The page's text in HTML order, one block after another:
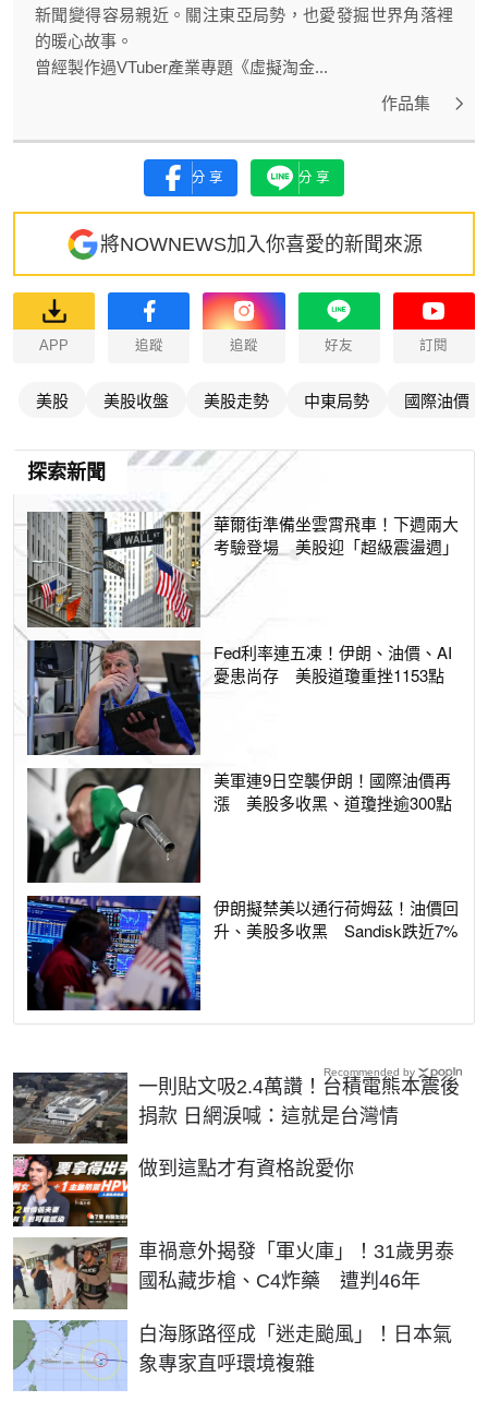
新聞變得容易親近。關注東亞局勢，也愛發掘世界角落裡
的暖心故事。
曾經製作過VTuber產業專題《虛擬淘金...
作品集
分享 分享
將NOWNEWS加入你喜愛的新聞來源
APP 追蹤 追蹤 好友 訂閱
美股 美股收盤 美股走勢 中東局勢 國際油價
探索新聞
華爾街準備坐雲霄飛車！下週兩大
考驗登場 美股迎「超級震盪週」
Fed利率連五凍！伊朗、油價、AI
憂患尚存 美股道瓊重挫1153點
美軍連9日空襲伊朗！國際油價再
漲 美股多收黑、道瓊挫逾300點
伊朗擬禁美以通行荷姆茲！油價回
升、美股多收黑 Sandisk跌近7%
一則貼文吸2.4萬讚！台積電熊本震後
捐款 日網淚喊：這就是台灣情
做到這點才有資格說愛你
PR
車禍意外揭發「軍火庫」！31歲男泰
國私藏步槍、C4炸藥 遭判46年
白海豚路徑成「迷走颱風」！日本氣
象專家直呼環境複雜
Recommended by